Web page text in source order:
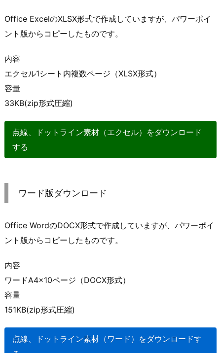
Office ExcelのXLSX形式で作成していますが、パワーポイ
ント版からコピーしたものです。
内容
エクセル1シート内複数ページ（XLSX形式）
容量
33KB(zip形式圧縮)
点線、ドットライン素材（エクセル）をダウンロード
する
ワード版ダウンロード
Office WordのDOCX形式で作成していますが、パワーポイ
ント版からコピーしたものです。
内容
ワードA4×10ページ（DOCX形式）
容量
151KB(zip形式圧縮)
点線、ドットライン素材（ワード）をダウンロードす